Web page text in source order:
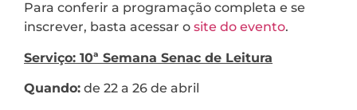
Para conferir a programação completa e se
inscrever, basta acessar o site do evento.
Serviço: 10ª Semana Senac de Leitura
Quando: de 22 a 26 de abril